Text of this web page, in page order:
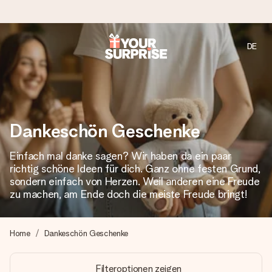
Heute bestellt, in 1 Werktag verschickt
Wir bereiten dein Geschenk sorgfältig vor und schicken es
blitzschnell – damit du es genau zum richtigen Zeitpunkt
überreichen kannst, wenn es am meisten zählt.
4,8 (basierend auf +15.000 Bewertungen)
Unsere Geschenke begeistern. Kunden bewerten uns mit
4,8 bei Google Reviews (Gesamtergebnis aller Länder, in
die wir versenden).
Mit Liebe gemacht, im Handumdrehen
DE
Dankeschön Geschenke
Einfach mal danke sagen? Wir haben da ein paar
richtig schöne Ideen für dich. Ganz ohne festen Grund,
sondern einfach von Herzen. Weil anderen eine Freude
zu machen, am Ende doch die meiste Freude bringt!
Home Dankeschön Geschenke
Filteroptionen zeigen